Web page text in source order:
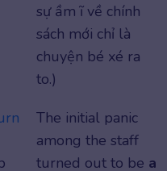
sự ầm ĩ về chính
sách mới chỉ là
chuyện bé xé ra
to.)
The initial panic
among the staff
turned out to be a